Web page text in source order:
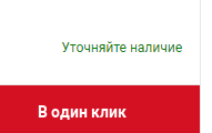
В один клик